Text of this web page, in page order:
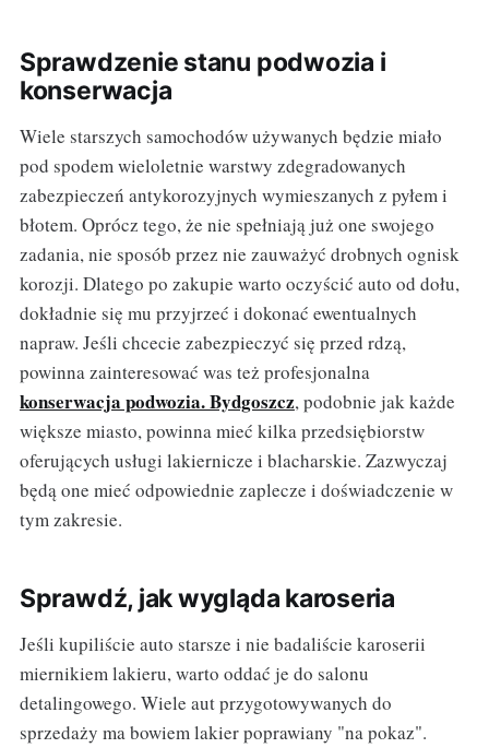
Sprawdzenie stanu podwozia i
konserwacja
Wiele starszych samochodów używanych będzie miało
pod spodem wieloletnie warstwy zdegradowanych
zabezpieczeń antykorozyjnych wymieszanych z pyłem i
błotem. Oprócz tego, że nie spełniają już one swojego
zadania, nie sposób przez nie zauważyć drobnych ognisk
korozji. Dlatego po zakupie warto oczyścić auto od dołu,
dokładnie się mu przyjrzeć i dokonać ewentualnych
napraw. Jeśli chcecie zabezpieczyć się przed rdzą,
powinna zainteresować was też profesjonalna
konserwacja podwozia. Bydgoszcz, podobnie jak każde
większe miasto, powinna mieć kilka przedsiębiorstw
oferujących usługi lakiernicze i blacharskie. Zazwyczaj
będą one mieć odpowiednie zaplecze i doświadczenie w
tym zakresie.
Sprawdź, jak wygląda karoseria
Jeśli kupiliście auto starsze i nie badaliście karoserii
miernikiem lakieru, warto oddać je do salonu
detalingowego. Wiele aut przygotowywanych do
sprzedaży ma bowiem lakier poprawiany "na pokaz".